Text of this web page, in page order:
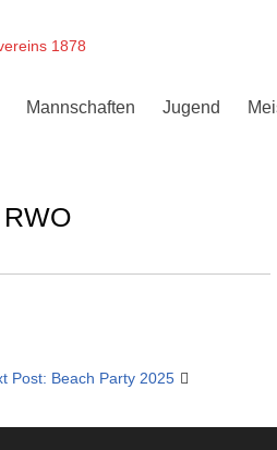
1878
Mannschaften Jugend
Post: Beach Party 2025